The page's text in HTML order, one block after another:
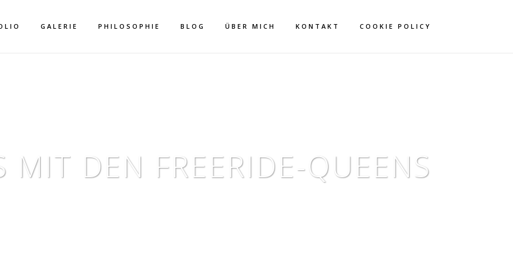
GALERIE PHILOSOPHIE BLOG ÜBER MICH KONTAKT COOKIE POLICY
MIT DEN FREERIDE-QUEENS